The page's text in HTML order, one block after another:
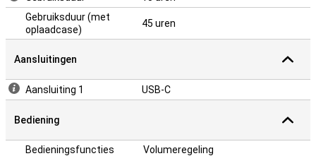
Gebruiksduur (met
oplaadcase)
45 uren
Aansluitingen
Aansluiting 1 USB-C
Bediening
Bedieningsfuncties
Volumeregeling